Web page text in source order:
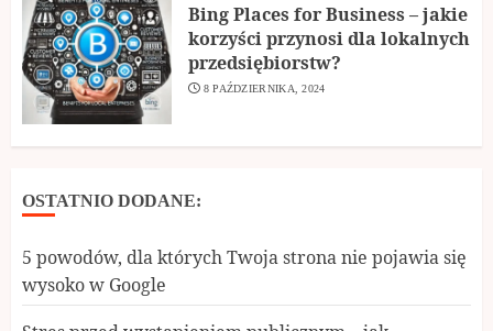
Bing Places for Business – jakie
korzyści przynosi dla lokalnych
przedsiębiorstw?
8 PAŹDZIERNIKA, 2024
OSTATNIO DODANE:
5 powodów, dla których Twoja strona nie pojawia się
wysoko w Google